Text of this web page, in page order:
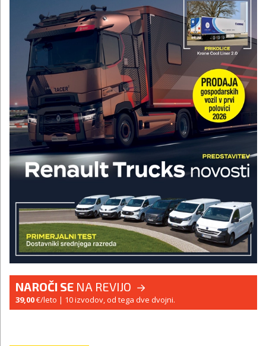
NAROČI SE NA REVIJO
39,00€/leto | 10 izvodov, od tega dve dvojni.